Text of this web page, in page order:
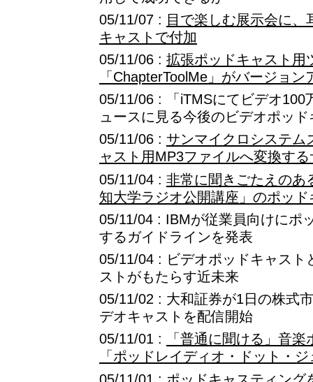
05/11/07 : 目で楽しむ展示会に
キャストで付加
05/11/06 : 拡張ポッドキャスト用
「ChapterToolMe」がバージョン
05/11/06 : 「iTMSにてビデオ100
ュースに見る今後のビデオポッ
05/11/06 : サンマイクロシステム
ャスト用MP3ファイルへ変換す
05/11/04 : 非常に聞きごたえのあ
知大学ラジオ公開講座」のポッ
05/11/04 : IBMが従業員向けにポ
するガイドラインを発表
05/11/04 : ビデオポッドキャスト
ストがもたらす近未来
05/11/02 : 大和証券が1日の株式
デオキャストを配信開始
05/11/01 :
「普通に聞ける」音
「ポッドレイディオ・ドット・
05/11/01 : ポッドキャスティング